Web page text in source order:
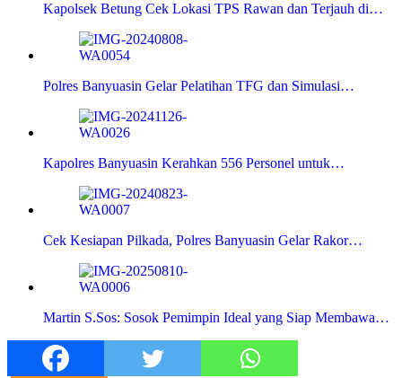
Kapolsek Betung Cek Lokasi TPS Rawan dan Terjauh di…
Polres Banyuasin Gelar Pelatihan TFG dan Simulasi…
Kapolres Banyuasin Kerahkan 556 Personel untuk…
Cek Kesiapan Pilkada, Polres Banyuasin Gelar Rakor…
Martin S.Sos: Sosok Pemimpin Ideal yang Siap Membawa…